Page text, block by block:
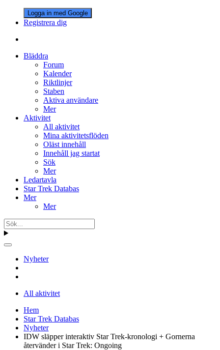
Logga in med Google
Registrera dig
Bläddra
Forum
Kalender
Riktlinjer
Staben
Aktiva användare
Mer
Aktivitet
All aktivitet
Mina aktivitetsflöden
Oläst innehåll
Innehåll jag startat
Sök
Mer
Ledartavla
Star Trek Databas
Mer
Mer
Nyheter
All aktivitet
Hem
Star Trek Databas
Nyheter
IDW släpper interaktiv Star Trek-kronologi + Gornerna
återvänder i Star Trek: Ongoing